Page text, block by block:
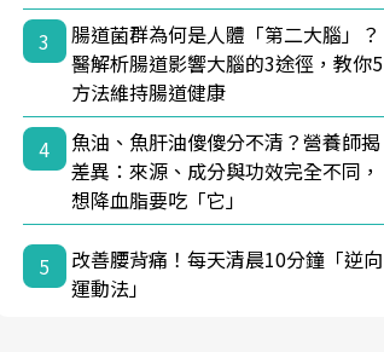
3
腸道菌群為何是人體「第二大腦」？
醫解析腸道影響大腦的3途徑，教你5
方法維持腸道健康
4
魚油、魚肝油傻傻分不清？營養師揭
差異：來源、成分與功效完全不同，
想降血脂要吃「它」
5
改善腰背痛！每天清晨10分鐘「逆向
運動法」